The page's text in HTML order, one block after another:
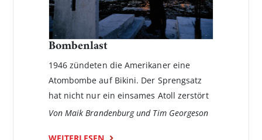
Bombenlast
1946 zündeten die Amerikaner eine
Atombombe auf Bikini. Der Sprengsatz
hat nicht nur ein einsames Atoll zerstört
Von Maik Brandenburg und Tim Georgeson